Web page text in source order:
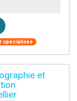
spécialisée
et